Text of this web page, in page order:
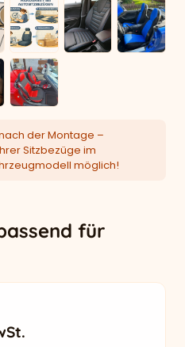
der Montage –
Sitzbezüge im
möglich!
für